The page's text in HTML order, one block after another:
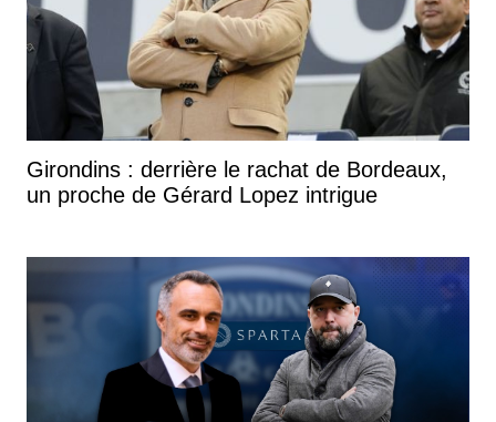
Girondins : derrière le rachat de Bordeaux,
un proche de Gérard Lopez intrigue